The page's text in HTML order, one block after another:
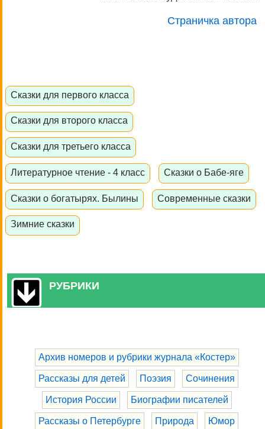
Страничка автора
Сказки для первого класса
Сказки для второго класса
Сказки для третьего класса
Литературное чтение - 4 класс Сказки о Бабе-яге
Сказки о богатырях. Былины Современные сказки
Зимние сказки
РУБРИКИ
Архив номеров и рубрики журнала «Костер»
Рассказы для детей Поэзия Сочинения
История России Биографии писателей
Рассказы о Петербурге Природа Юмор